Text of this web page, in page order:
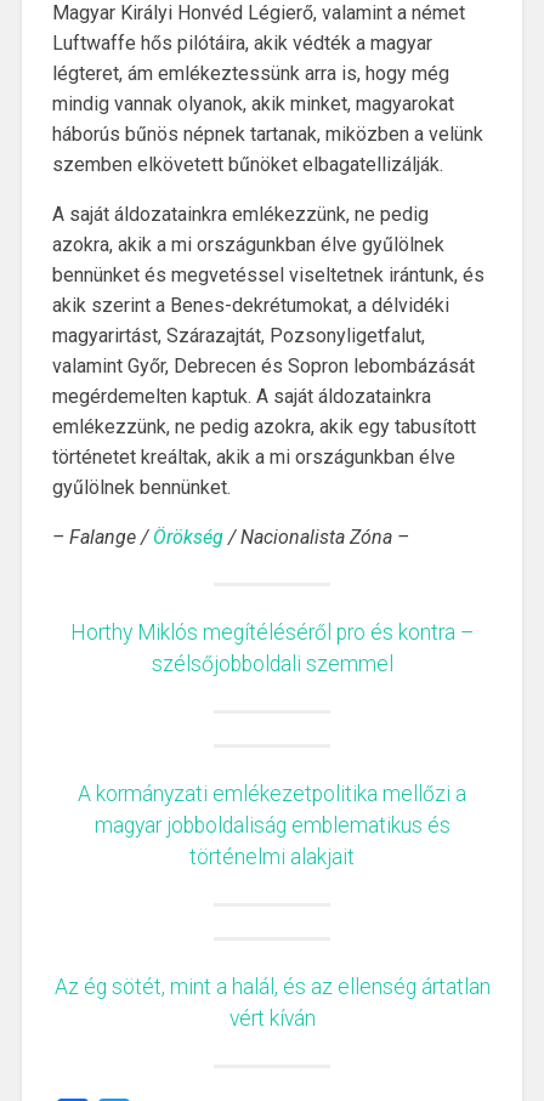
Magyar Királyi Honvéd Légierő, valamint a német
Luftwaffe hős pilótáira, akik védték a magyar
légteret, ám emlékeztessünk arra is, hogy még
mindig vannak olyanok, akik minket, magyarokat
háborús bűnös népnek tartanak, miközben a velünk
szemben elkövetett bűnöket elbagatellizálják.
A saját áldozatainkra emlékezzünk, ne pedig
azokra, akik a mi országunkban élve gyűlölnek
bennünket és megvetéssel viseltetnek irántunk, és
akik szerint a Benes-dekrétumokat, a délvidéki
magyarirtást, Szárazajtát, Pozsonyligetfalut,
valamint Győr, Debrecen és Sopron lebombázását
megérdemelten kaptuk. A saját áldozatainkra
emlékezzünk, ne pedig azokra, akik egy tabusított
történetet kreáltak, akik a mi országunkban élve
gyűlölnek bennünket.
– Falange / Örökség/ Nacionalista Zóna –
Horthy Miklós megítéléséről pro és kontra –
szélsőjobboldali szemmel
A kormányzati emlékezetpolitika mellőzi a
magyar jobboldaliság emblematikus és
történelmi alakjait
Az ég sötét, mint a halál, és az ellenség ártatlan
vért kíván